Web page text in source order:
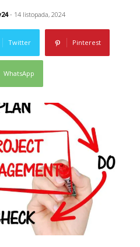
- 14 listopada, 2024
Twitter Pinterest
WhatsApp